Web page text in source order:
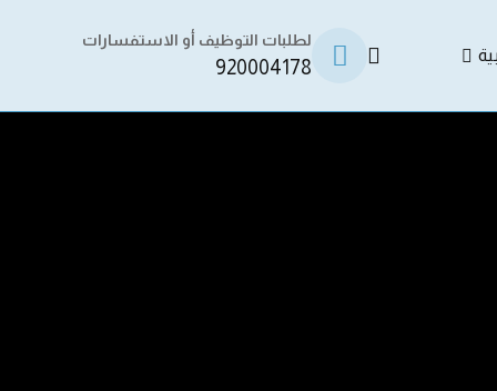
لطلبات التوظيف أو الاستفسارات
920004178